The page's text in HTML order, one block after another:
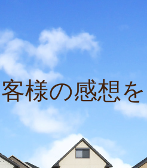
客様の感想を